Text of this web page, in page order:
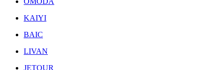
KAIYI
BAIC
LIVAN
JETOUR